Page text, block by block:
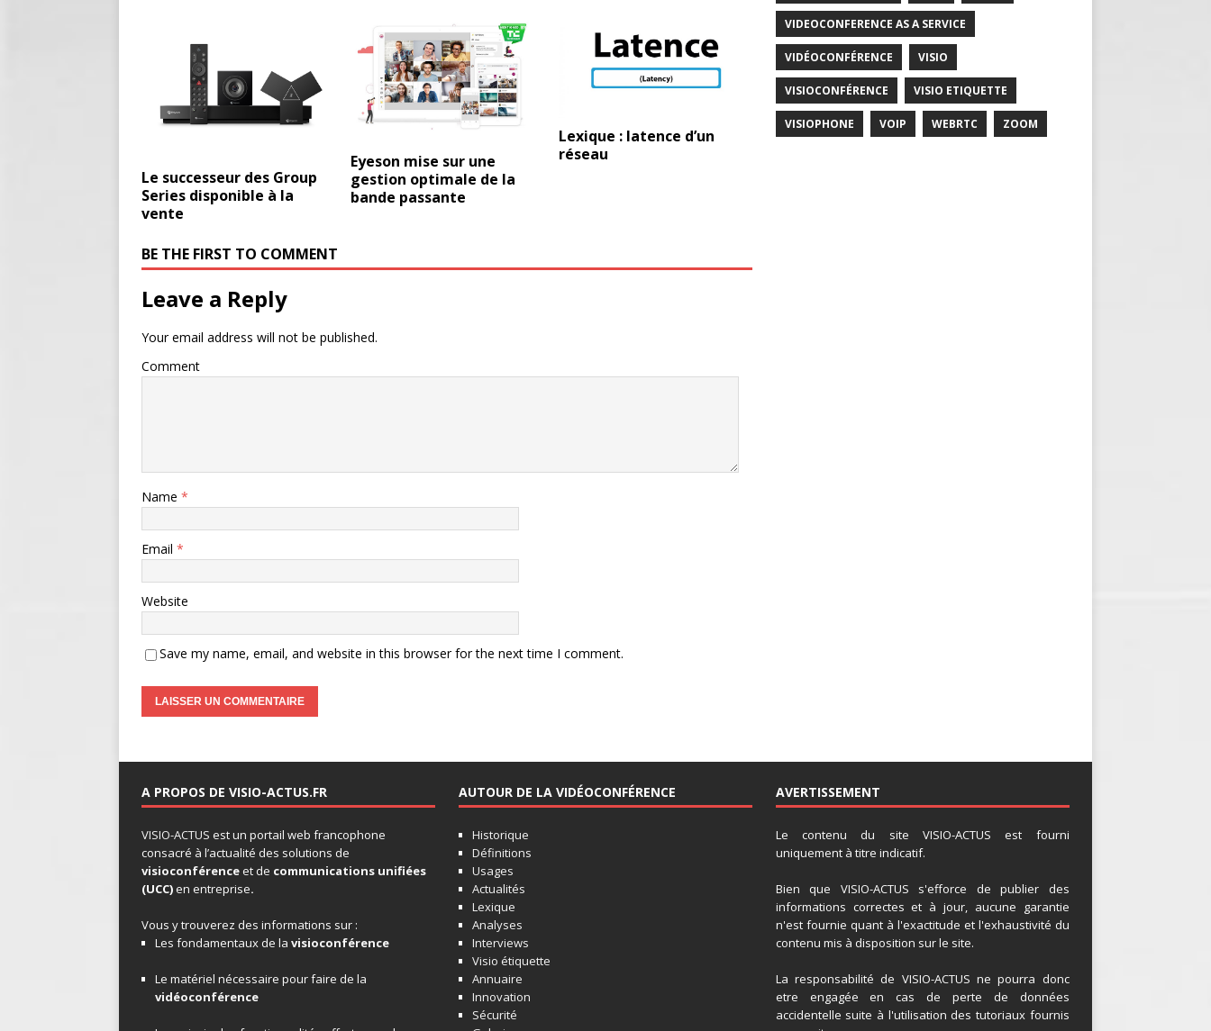
Le successeur des Group
Series disponible à la
vente
Eyeson mise sur une
gestion optimale de la
bande passante
Lexique : latence d’un
réseau
BE THE FIRST TO COMMENT
Leave a Reply
Your email address will not be published.
Comment
Name *
Email *
Website
Save my name, email, and website in this browser for the next time I comment.
VIDEOCONFERENCE AS A SERVICE
VIDÉOCONFÉRENCE VISIO
VISIOCONFÉRENCE VISIO ETIQUETTE
VISIOPHONE VOIP WEBRTC ZOOM
A PROPOS DE VISIO-ACTUS.FR
VISIO-ACTUS est un portail web francophone
consacré à l’actualité des solutions de
visioconférenceet de communications unifiées
(UCC)en entreprise.
Vous y trouverez des informations sur :
Les fondamentaux de la visioconférence
Le matériel nécessaire pour faire de la
vidéoconférence
AUTOUR DE LA VIDÉOCONFÉRENCE
Historique
Définitions
Usages
Actualités
Lexique
Analyses
Interviews
Visio étiquette
Annuaire
Innovation
Sécurité
AVERTISSEMENT
Le contenu du site VISIO-ACTUS est fourni
uniquement à titre indicatif.
Bien que VISIO-ACTUS s'efforce de publier des
informations correctes et à jour, aucune garantie
n'est fournie quant à l'exactitude et l'exhaustivité du
contenu mis à disposition sur le site.
La responsabilité de VISIO-ACTUS ne pourra donc
etre engagée en cas de perte de données
accidentelle suite à l'utilisation des tutoriaux fournis